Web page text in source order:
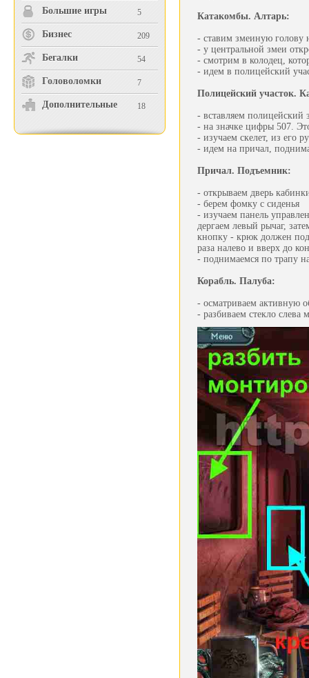
Большие игры 5
Бизнес 209
Бегалки 54
Головоломки 7
Дополнительные 18
Катакомбы. Алтарь:
- ставим змеиную голову
- у центральной змеи
- смотрим в колодец,
- идем в полицейский
Полицейский участок.
- вставляем полицейский
- на значке цифры 507.
- изучаем скелет, из его
- идем на причал,
Причал. Подъемник:
- открываем дверь
- берем фомку с сиденья
- изучаем панель
дергаем левый рычаг,
кнопку - крюк должен
раза налево и вверх до
- поднимаемся по трапу
Корабль. Палуба:
- осматриваем активную
- разбиваем стекло слева